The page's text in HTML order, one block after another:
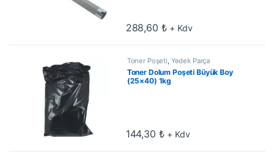
288,60 ₺ + Kdv
Toner Poşeti, Yedek Parça
Toner Dolum Poşeti Büyük Boy
(25×40) 1kg
144,30 ₺ + Kdv